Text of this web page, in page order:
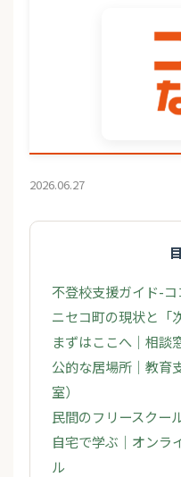
2026.06.27
不登校支援ガイド-
ニセコ町の現状と「
まずはここへ｜相談
公的な居場所｜教育
室）
民間のフリースクー
自宅で学ぶ｜オンラ
ル